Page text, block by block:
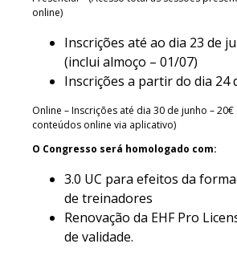
online)
Inscrições até ao dia 23 de
(inclui almoço – 01/07)
Inscrições a partir do dia 24
Online – Inscrições até dia 30 de junho –
conteúdos online via aplicativo)
O Congresso será homologado com:
3.0 UC para efeitos da
de treinadores
Renovação da EHF Pro
de validade.